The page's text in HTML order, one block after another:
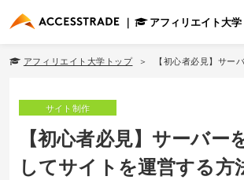
アフィリエイト大学
アフィリエイト大学トップ 【初心者必見】サー
サイト制作
【初心者必見】サーバー
してサイトを運営する方